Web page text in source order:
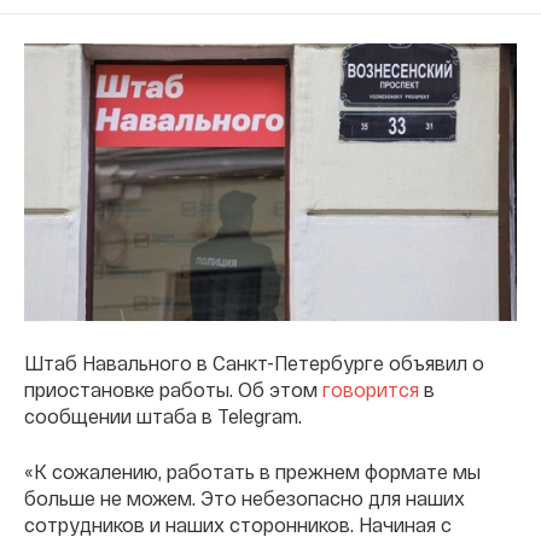
Штаб Навального в Санкт-Петербурге объявил о
приостановке работы. Об этом говорится в
сообщении штаба в Telegram.
«К сожалению, работать в прежнем формате мы
больше не можем. Это небезопасно для наших
сотрудников и наших сторонников. Начиная с